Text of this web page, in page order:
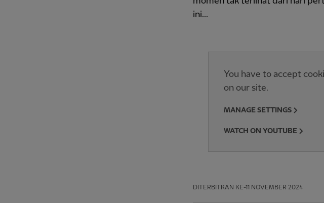
ini...
You have to accept
on our site.
MANAGE SETTINGS
WATCH ON YOUTUBE
DITERBITKAN KE-11 NOVEMBER 2024